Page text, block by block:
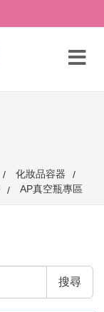
化妝品容器
AP真空瓶專區
搜尋